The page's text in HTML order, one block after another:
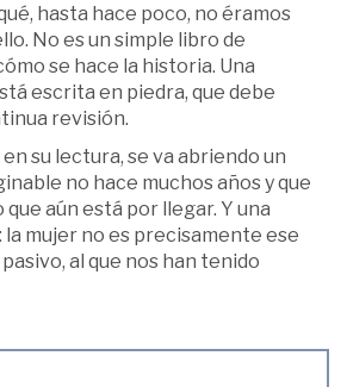
hasta hace poco, no éramos
No es un simple libro de
se hace la historia. Una
escrita en piedra, que debe
revisión.
su lectura, se va abriendo un
no hace muchos años y que
que aún está por llegar. Y una
la mujer no es precisamente ese
al que nos han tenido